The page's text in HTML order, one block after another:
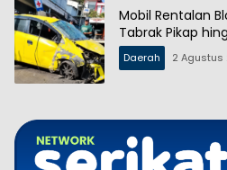
Mobil Rentalan
Tabrak Pikap
Daerah 2 Agustus